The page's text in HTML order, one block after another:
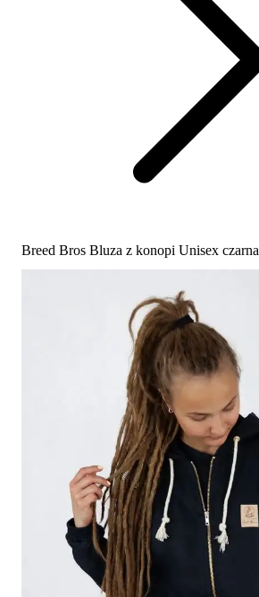
Breed Bros Bluza z konopi Unisex czarna